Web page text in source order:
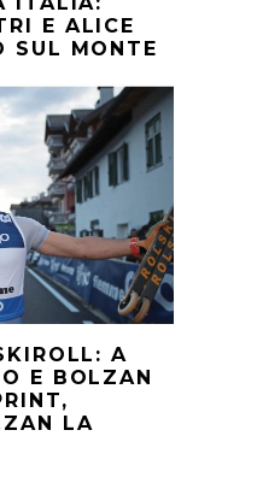
E ALICE
SUL MONTE
A
E BOLZAN
LA